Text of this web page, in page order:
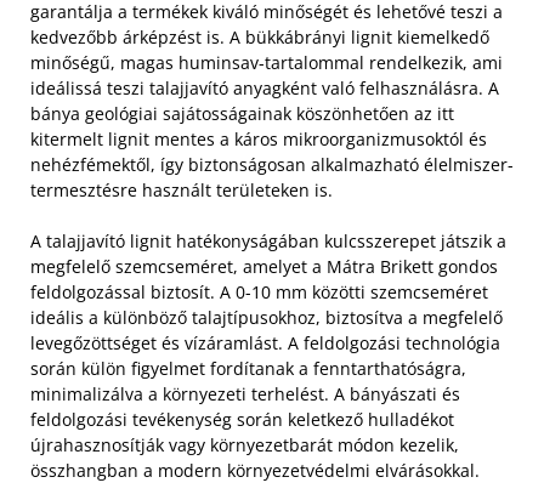
garantálja a termékek kiváló minőségét és lehetővé teszi a
kedvezőbb árképzést is. A bükkábrányi lignit kiemelkedő
minőségű, magas huminsav-tartalommal rendelkezik, ami
ideálissá teszi talajjavító anyagként való felhasználásra. A
bánya geológiai sajátosságainak köszönhetően az itt
kitermelt lignit mentes a káros mikroorganizmusoktól és
nehézfémektől, így biztonságosan alkalmazható élelmiszer-
termesztésre használt területeken is.
A talajjavító lignit hatékonyságában kulcsszerepet játszik a
megfelelő szemcseméret, amelyet a Mátra Brikett gondos
feldolgozással biztosít. A 0-10 mm közötti szemcseméret
ideális a különböző talajtípusokhoz, biztosítva a megfelelő
levegőzöttséget és vízáramlást. A feldolgozási technológia
során külön figyelmet fordítanak a fenntarthatóságra,
minimalizálva a környezeti terhelést. A bányászati és
feldolgozási tevékenység során keletkező hulladékot
újrahasznosítják vagy környezetbarát módon kezelik,
összhangban a modern környezetvédelmi elvárásokkal.